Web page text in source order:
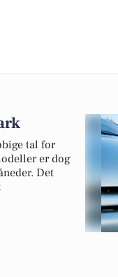
tal for
er dog
Det